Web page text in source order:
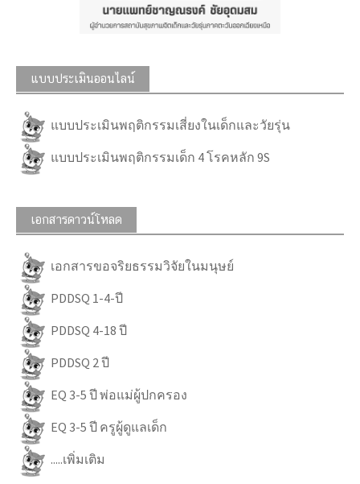
แบบประเมินออนไลน์
แบบประเมินพฤติกรรมเสี่ยงในเด็กและวัยรุ่น
แบบประเมินพฤติกรรมเด็ก 4 โรคหลัก 9S
เอกสารดาวน์โหลด
เอกสารขอจริยธรรมวิจัยในมนุษย์
PDDSQ 1-4-ปี
PDDSQ 4-18 ปี
PDDSQ 2 ปี
EQ 3-5 ปี พ่อแม่ผู้ปกครอง
EQ 3-5 ปี ครูผู้ดูแลเด็ก
.....เพิ่มเติม